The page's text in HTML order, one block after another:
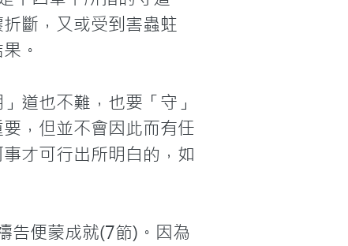
斷，又或受到害蟲蛀
。
道也不難，也要「守」
，但並不會因此而有任
才可行出所明白的，如
告便蒙成就(7節)。因為